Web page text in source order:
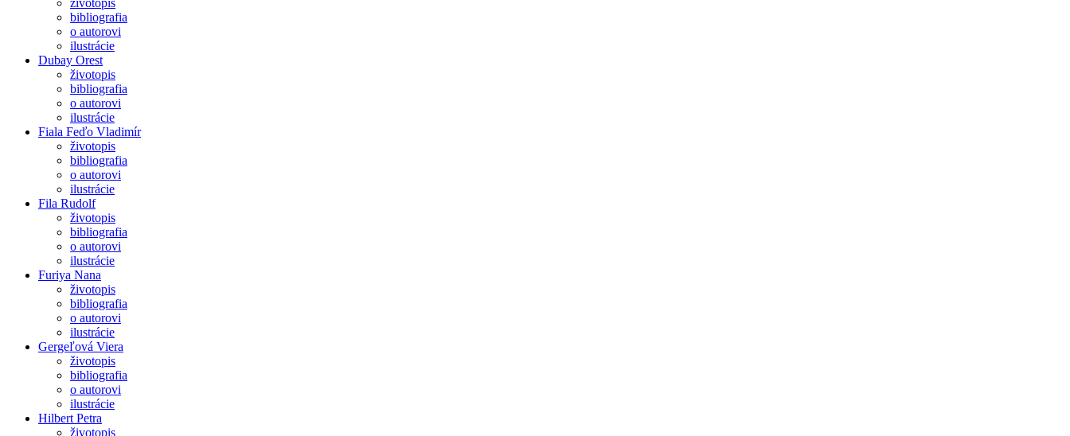
životopis
bibliografia
o autorovi
ilustrácie
Dubay Orest
životopis
bibliografia
o autorovi
ilustrácie
Fiala Feďo Vladimír
životopis
bibliografia
o autorovi
ilustrácie
Fila Rudolf
životopis
bibliografia
o autorovi
ilustrácie
Furiya Nana
životopis
bibliografia
o autorovi
ilustrácie
Gergeľová Viera
životopis
bibliografia
o autorovi
ilustrácie
Hilbert Petra
životopis